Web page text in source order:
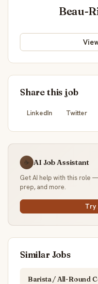
Beau-
Share this job
LinkedIn Twitter
☕ AI Job Assistant
Get AI help with this role
prep, and more.
Try
Similar Jobs
Barista / All-Round